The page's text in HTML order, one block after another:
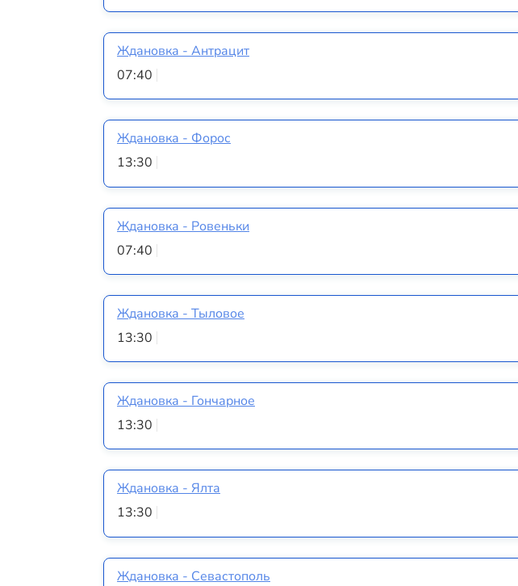
Ждановка - Антрацит
07:40
Ждановка - Форос
13:30
Ждановка - Ровеньки
07:40
Ждановка - Тыловое
13:30
Ждановка - Гончарное
13:30
Ждановка - Ялта
13:30
Ждановка - Севастополь